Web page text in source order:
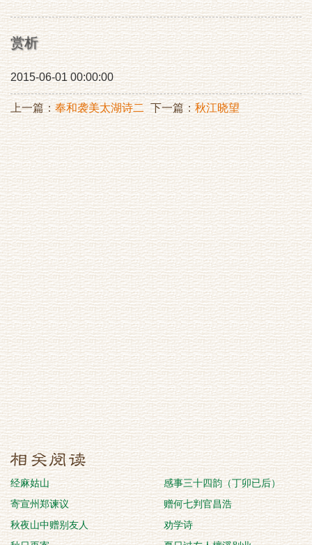
赏析
2015-06-01 00:00:00
上一篇：奉和袭美太湖诗二
十首。太湖石
下一篇：秋江晓望
经麻姑山
感事三十四韵（丁卯已后）
寄宣州郑谏议
赠何七判官昌浩
秋夜山中赠别友人
劝学诗